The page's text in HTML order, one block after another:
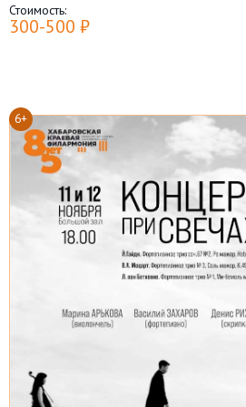
Стоимость:
300-500 ₽
6+